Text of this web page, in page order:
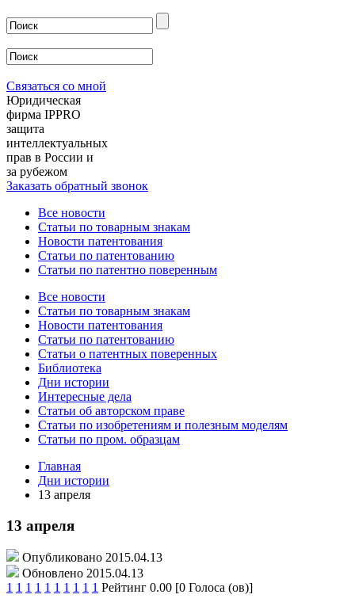
Связаться со мной
Юридическая
фирма IPPRO
защита
интеллектуальных
прав в России и
за рубежом
Заказать обратный звонок
Все новости
Статьи по товарным знакам
Новости патентования
Статьи по патентованию
Статьи по патентно поверенным
Все новости
Статьи по товарным знакам
Новости патентования
Статьи по патентованию
Статьи о патентных поверенных
Библиотека
Дни истории
Интересные дела
Статьи об авторском праве
Статьи по изобретениям и полезным моделям
Статьи по пром. образцам
Главная
Дни истории
13 апреля
13 апреля
Опубликовано 2015.04.13
Обновлено 2015.04.13
1 1 1 1 1 1 1 1 1 1 Рейтинг 0.00 [0 Голоса (ов)]